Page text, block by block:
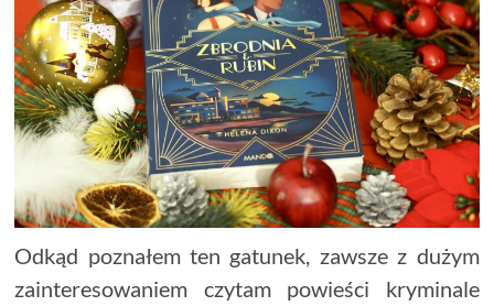
Odkąd poznałem ten gatunek, zawsze z dużym
zainteresowaniem czytam powieści kryminale